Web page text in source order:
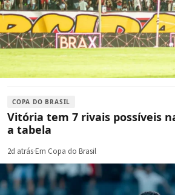
COPA DO BRASIL
Vitória tem 7 rivais possíveis
a tabela
2d atrás·Em Copa do Brasil